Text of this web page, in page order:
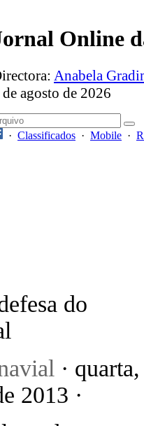
Online
Anabela
de agosto de 2026
· Classificados · Mobile ·
do
·
2013 ·